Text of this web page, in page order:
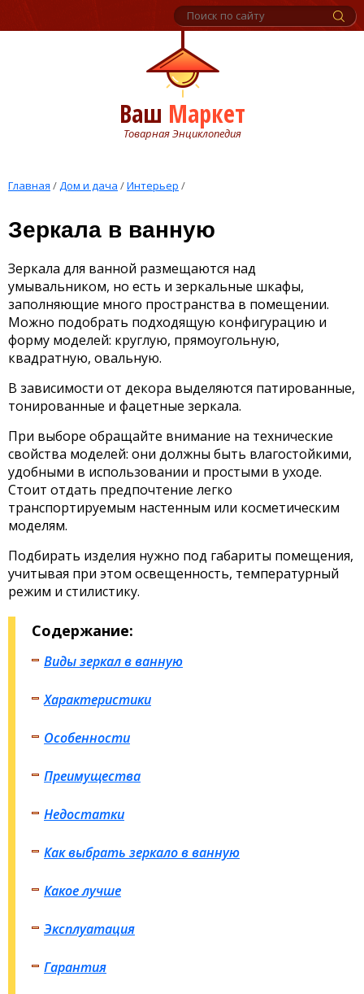
Ваш Маркет
Товарная Энциклопедия
Главная /Дом и дача /Интерьер /
Зеркала в ванную
Зеркала для ванной размещаются над
умывальником, но есть и зеркальные шкафы,
заполняющие много пространства в помещении.
Можно подобрать подходящую конфигурацию и
форму моделей: круглую, прямоугольную,
квадратную, овальную.
В зависимости от декора выделяются патированные,
тонированные и фацетные зеркала.
При выборе обращайте внимание на технические
свойства моделей: они должны быть влагостойкими,
удобными в использовании и простыми в уходе.
Стоит отдать предпочтение легко
транспортируемым настенным или косметическим
моделям.
Подбирать изделия нужно под габариты помещения,
учитывая при этом освещенность, температурный
режим и стилистику.
Содержание:
Виды зеркал в ванную
Характеристики
Особенности
Преимущества
Недостатки
Как выбрать зеркало в ванную
Какое лучше
Эксплуатация
Гарантия